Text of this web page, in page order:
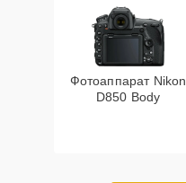
Фотоаппарат Nikon
D850 Body